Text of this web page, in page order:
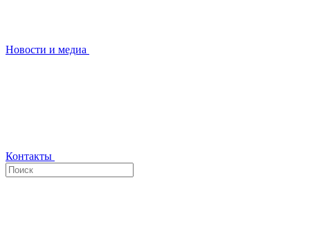
Новости и медиа
Контакты